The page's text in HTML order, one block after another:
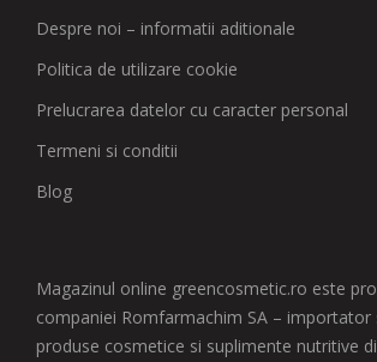
Despre noi – informatii aditionale
Politica de utilizare cookie
Prelucrarea datelor cu caracter personal
Termeni si conditii
Blog
Magazinul online greencosmetic.ro este
companiei Romfarmachim SA – importator
produse cosmetice si suplimente nutritive